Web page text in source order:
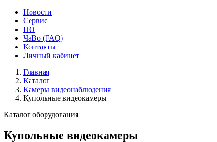
Новости
Сервис
ПО
ЧаВо (FAQ)
Контакты
Личный кабинет
Главная
Каталог
Камеры видеонаблюдения
Купольные видеокамеры
Каталог оборудования
Купольные видеокамеры